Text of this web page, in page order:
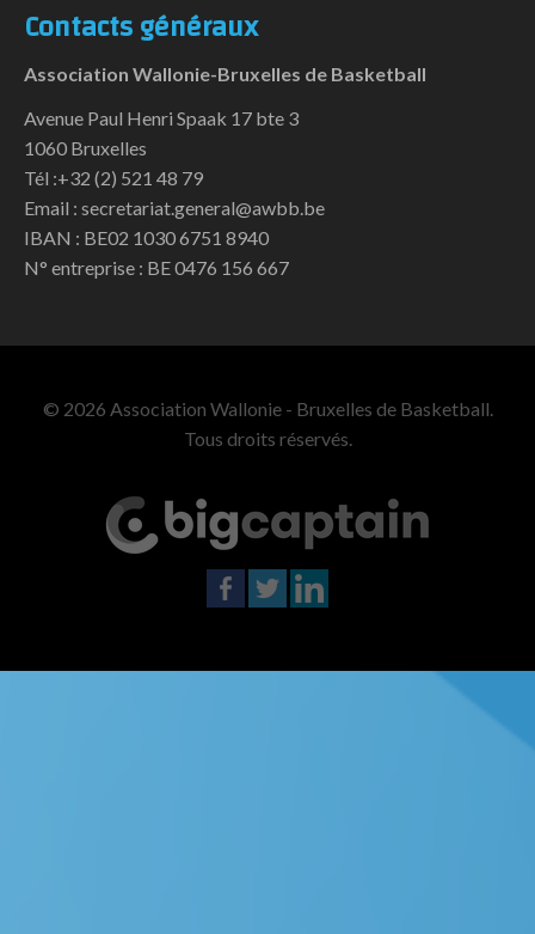
Contacts généraux
Association Wallonie-Bruxelles de Basketball
Avenue Paul Henri Spaak 17 bte 3
1060 Bruxelles
Tél :+32 (2) 521 48 79
Email : secretariat.general@awbb.be
IBAN : BE02 1030 6751 8940
N° entreprise : BE 0476 156 667
© 2026 Association Wallonie - Bruxelles de Basketball.
Tous droits réservés.